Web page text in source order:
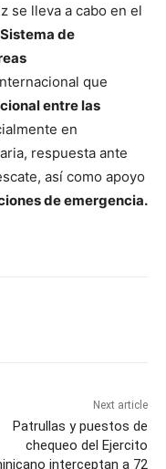
se lleva a cabo en el
Sistema de
que
entre las
en
respuesta ante
así como apoyo
de emergencia.
Next article
Patrullas y puestos de
chequeo del Ejercito
interceptan a 72